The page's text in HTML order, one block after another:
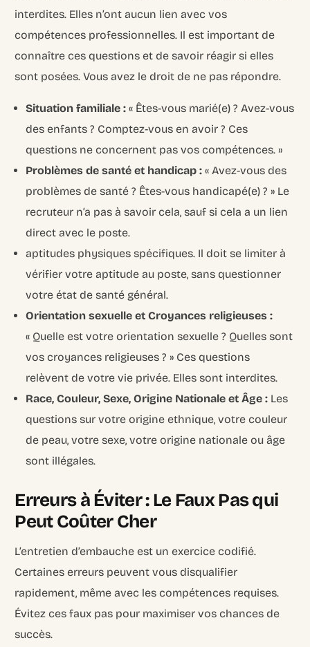
interdites. Elles n’ont aucun lien avec vos
compétences professionnelles. Il est important de
connaître ces questions et de savoir réagir si elles
sont posées. Vous avez le droit de ne pas répondre.
Situation familiale : « Êtes-vous marié(e) ? Avez-vous
des enfants ? Comptez-vous en avoir ? Ces
questions ne concernent pas vos compétences. »
Problèmes de santé et handicap : « Avez-vous des
problèmes de santé ? Êtes-vous handicapé(e) ? » Le
recruteur n’a pas à savoir cela, sauf si cela a un lien
direct avec le poste.
aptitudes physiques spécifiques. Il doit se limiter à
vérifier votre aptitude au poste, sans questionner
votre état de santé général.
Orientation sexuelle et Croyances religieuses :
« Quelle est votre orientation sexuelle ? Quelles sont
vos croyances religieuses ? » Ces questions
relèvent de votre vie privée. Elles sont interdites.
Race, Couleur, Sexe, Origine Nationale et Âge : Les
questions sur votre origine ethnique, votre couleur
de peau, votre sexe, votre origine nationale ou âge
sont illégales.
Erreurs à Éviter : Le Faux Pas qui
Peut Coûter Cher
L’entretien d’embauche est un exercice codifié.
Certaines erreurs peuvent vous disqualifier
rapidement, même avec les compétences requises.
Évitez ces faux pas pour maximiser vos chances de
succès.